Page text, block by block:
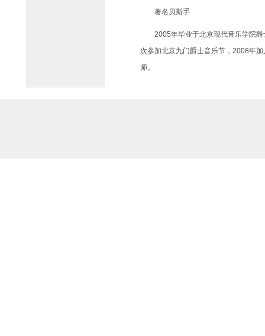
著名贝斯手
2005年毕业于北京现代音乐学院爵
次参加北京九门爵士音乐节，2008年
师。